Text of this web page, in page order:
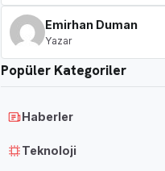
Emirhan Duman
Yazar
Popüler Kategoriler
Haberler
Teknoloji